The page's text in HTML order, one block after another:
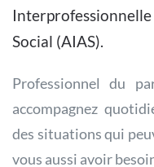
Interprofessionnelle
Social (AIAS).
Professionnel du
accompagnez
des situations qui
vous aussi avoir